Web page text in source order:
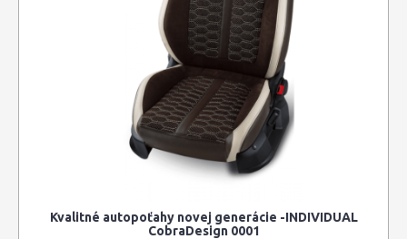
Kvalitné autopoťahy novej generácie -INDIVIDUAL
CobraDesign 0001